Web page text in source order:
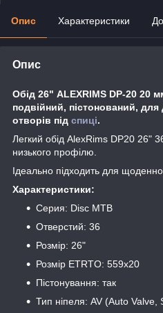
Опис Характеристики
Опис
Обід 26" ALEXRIMS DP-20 20
подвійний, пістонований,
отворів під спиці.
Легкий обід AlexRims DP20 26"
низького профілю.
Ідеально підходить для
Характеристики:
Серия: Disc MTB
Отверстий: 36
Розмір: 26"
Розмір ETRTO: 559x20
Пістонування: так
Тип ніпеля: AV (Auto Valve,